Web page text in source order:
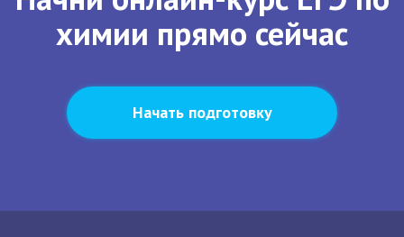
химии прямо сейчас
Начать подготовку